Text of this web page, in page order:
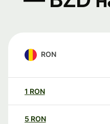
RON
1 RON
5 RON